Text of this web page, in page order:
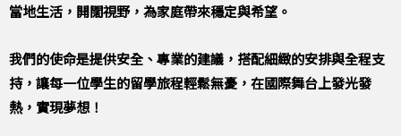
當地生活，開闊視野，為家庭帶來穩定與希望。
我們的使命是提供安全、專業的建議，搭配細緻的安排與全程支
持，讓每一位學生的留學旅程輕鬆無憂，在國際舞台上發光發
熱，實現夢想！